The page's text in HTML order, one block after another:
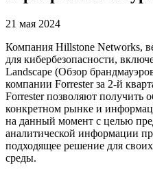
21 мая 2024
Компания Hillstone Networks,
для кибербезопасности,
Landscape (Обзор
компании Forrester за 2-й
Forrester позволяют получить
конкретном рынке и
на данный момент с целью
аналитической информации
подходящее решение для
среды.